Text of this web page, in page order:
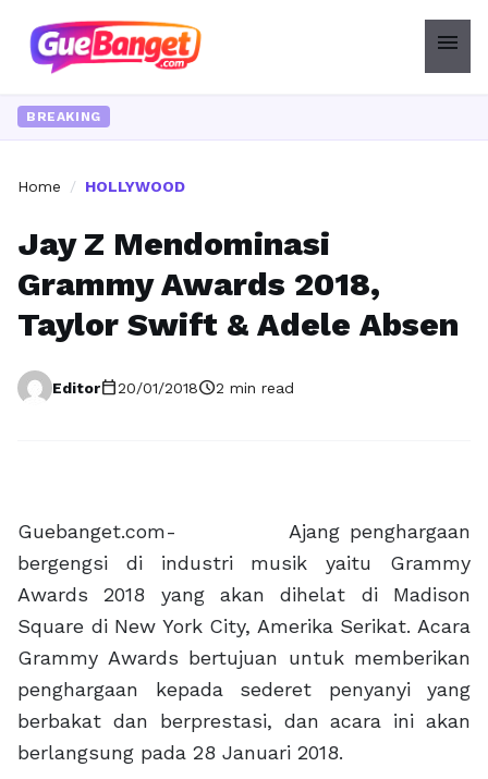
menu
BREAKING
Home / HOLLYWOOD
Jay Z Mendominasi
Grammy Awards 2018,
Taylor Swift & Adele Absen
Editorcalendar_today20/01/2018schedule2 min read
Guebanget.com- Ajang penghargaan
bergengsi di industri musik yaitu Grammy
Awards 2018 yang akan dihelat di Madison
Square di New York City, Amerika Serikat. Acara
Grammy Awards bertujuan untuk memberikan
penghargaan kepada sederet penyanyi yang
berbakat dan berprestasi, dan acara ini akan
berlangsung pada 28 Januari 2018.